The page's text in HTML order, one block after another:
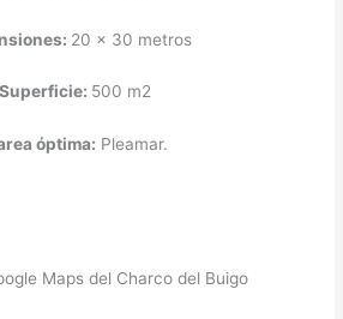
20 x 30 metros
Superficie: 500 m2
óptima: Pleamar.
Maps del Charco del Buigo